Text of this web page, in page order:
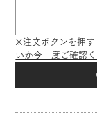
※注文ボタンを押す
いか今一度ご確認く